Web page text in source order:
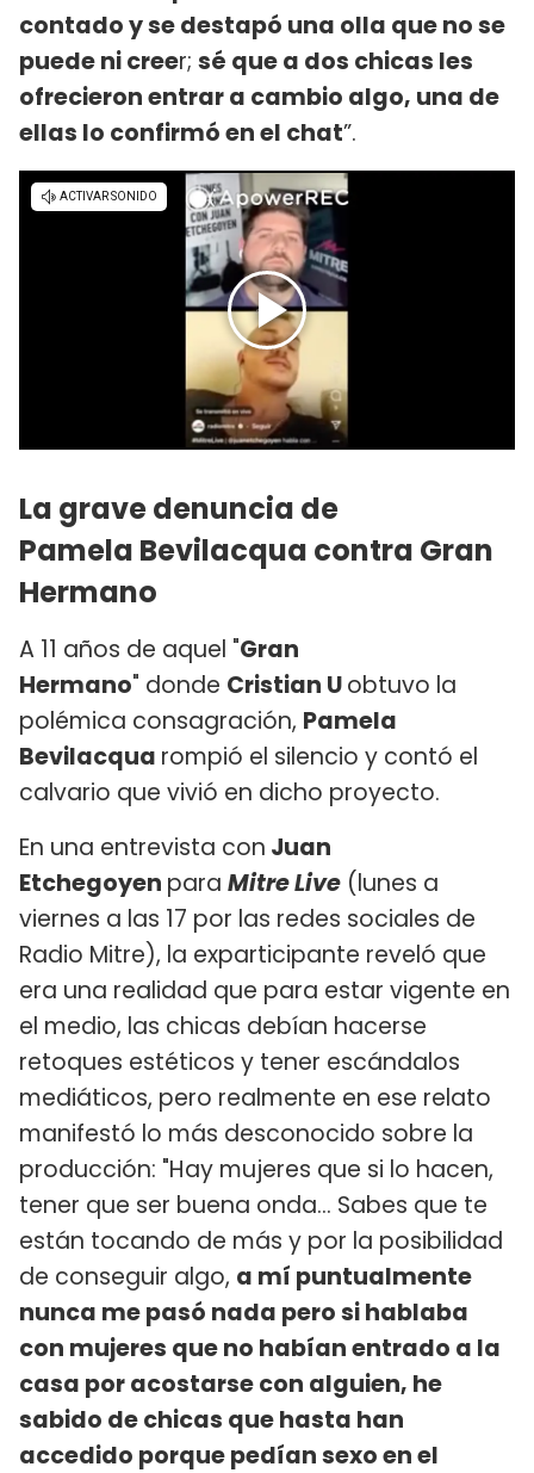
contado y se destapó una olla que no se
puede ni creer; sé que a dos chicas les
ofrecieron entrar a cambio algo, una de
ellas lo confirmó en el chat”.
La grave denuncia de
Pamela Bevilacqua contra Gran
Hermano
A 11 años de aquel "Gran
Hermano" donde Cristian Uobtuvo la
polémica consagración, Pamela
Bevilacqua rompió el silencio y contó el
calvario que vivió en dicho proyecto.
En una entrevista con Juan
Etchegoyen para Mitre Live (lunes a
viernes a las 17 por las redes sociales de
Radio Mitre), la exparticipante reveló que
era una realidad que para estar vigente en
el medio, las chicas debían hacerse
retoques estéticos y tener escándalos
mediáticos, pero realmente en ese relato
manifestó lo más desconocido sobre la
producción: "Hay mujeres que si lo hacen,
tener que ser buena onda... Sabes que te
están tocando de más y por la posibilidad
de conseguir algo, a mí puntualmente
nunca me pasó nada pero si hablaba
con mujeres que no habían entrado a la
casa por acostarse con alguien, he
sabido de chicas que hasta han
accedido porque pedían sexo en el